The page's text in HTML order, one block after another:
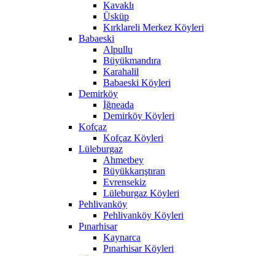
Kavaklı
Üsküp
Kırklareli Merkez Köyleri
Babaeski
Alpullu
Büyükmandıra
Karahalil
Babaeski Köyleri
Demirköy
İğneada
Demirköy Köyleri
Kofçaz
Kofçaz Köyleri
Lüleburgaz
Ahmetbey
Büyükkarıştıran
Evrensekiz
Lüleburgaz Köyleri
Pehlivanköy
Pehlivanköy Köyleri
Pınarhisar
Kaynarca
Pınarhisar Köyleri